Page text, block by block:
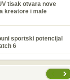
tisak otvara nove
kreatore i male
sportski potencijal
6